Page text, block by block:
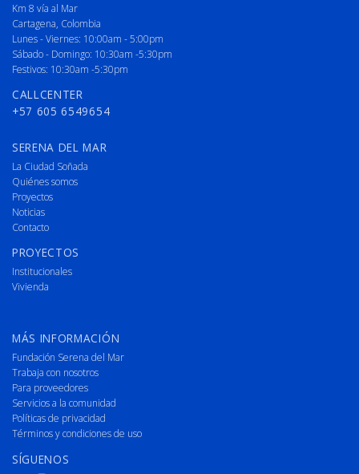
Km 8 vía al Mar
Cartagena, Colombia
Lunes - Viernes: 10:00am - 5:00pm
Sábado - Domingo: 10:30am -5:30pm
Festivos: 10:30am -5:30pm
CALLCENTER
+57 605 6549654
SERENA DEL MAR
La Ciudad Soñada
Quiénes somos
Proyectos
Noticias
Contacto
PROYECTOS
Institucionales
Vivienda
MÁS INFORMACIÓN
Fundación Serena del Mar
Trabaja con nosotros
Para proveedores
Servicios a la comunidad
Políticas de privacidad
Términos y condiciones de uso
SÍGUENOS